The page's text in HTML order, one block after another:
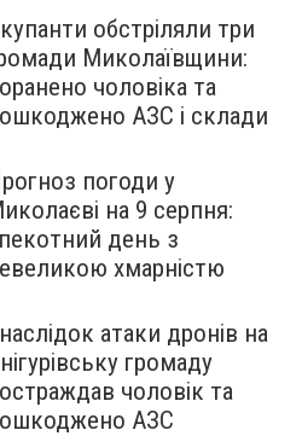
обстріляли три
Миколаївщини:
чоловіка та
АЗС і склади
погоди у
на 9 серпня:
день з
хмарністю
атаки дронів на
громаду
чоловік та
АЗС